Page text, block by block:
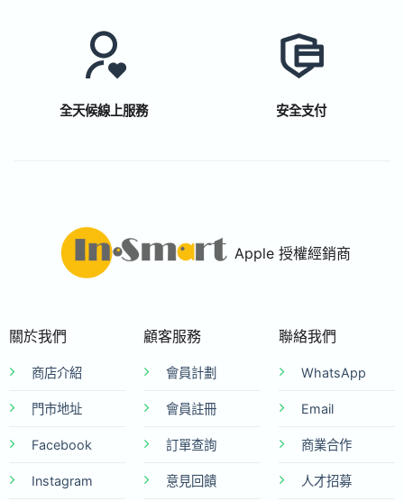
全天候線上服務 安全支付
Apple 授權經銷商
關於我們
商店介紹
門市地址
Facebook
Instagram
顧客服務
會員計劃
會員註冊
訂單查詢
意見回饋
聯絡我們
WhatsApp
Email
商業合作
人才招募